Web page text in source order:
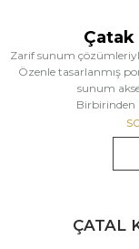
Çatak
Zarif sunum
Özenle tasarlanmış
sunum
Birbirinden
ÇATAL